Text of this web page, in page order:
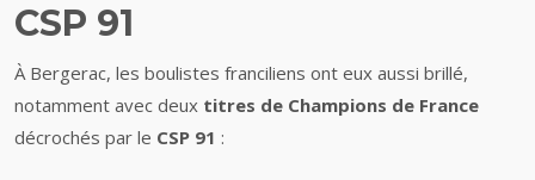
CSP 91
À Bergerac, les boulistes franciliens ont eux aussi brillé,
notamment avec deux titres de Champions de France
décrochés par le CSP 91 :